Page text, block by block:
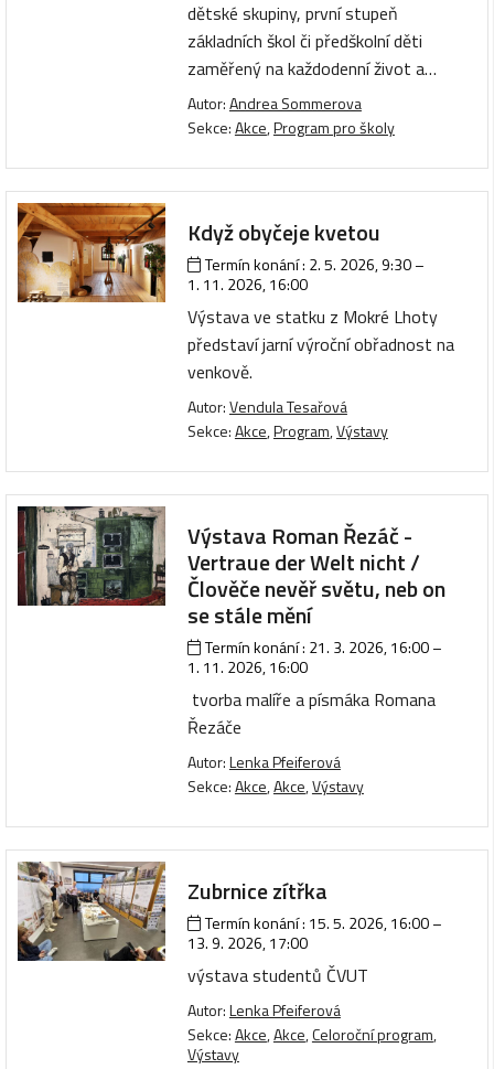
dětské skupiny, první stupeň
základních škol či předškolní děti
zaměřený na každodenní život a…
Autor:Andrea Sommerova
Sekce:Akce,Program pro školy
Když obyčeje kvetou
Termín konání : 2. 5. 2026, 9:30–
1. 11. 2026, 16:00
Výstava ve statku z Mokré Lhoty
představí jarní výroční obřadnost na
venkově.
Autor:Vendula Tesařová
Sekce:Akce,Program,Výstavy
Výstava Roman Řezáč -
Vertraue der Welt nicht /
Člověče nevěř světu, neb on
se stále mění
Termín konání : 21. 3. 2026, 16:00–
1. 11. 2026, 16:00
tvorba malíře a písmáka Romana
Řezáče
Autor:Lenka Pfeiferová
Sekce:Akce,Akce,Výstavy
Zubrnice zítřka
Termín konání : 15. 5. 2026, 16:00–
13. 9. 2026, 17:00
výstava studentů ČVUT
Autor:Lenka Pfeiferová
Sekce:Akce,Akce,Celoroční program,
Výstavy